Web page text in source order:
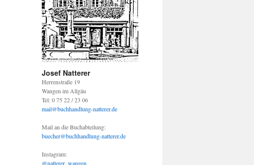
Josef Natterer
Herrenstraße 19
Wangen im Allgäu
Tel: 0 75 22 / 23 06
mail@buchhandlung-natterer.de
Mail an die Buchabteilung:
buecher@buchhandlung-natterer.de
Instagram:
@natterer_wangen